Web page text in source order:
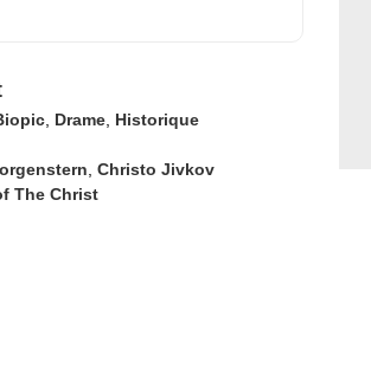
, Drame, Historique
Christo Jivkov
The Christ